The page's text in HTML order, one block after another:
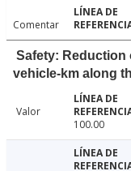
Comentar
Safety: Reduction
vehicle-km along
Valor
100.00